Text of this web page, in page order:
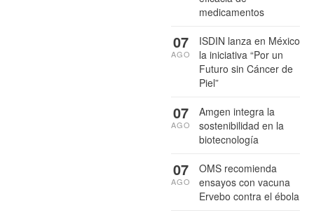
medicamentos
ISDIN lanza en México
la iniciativa “Por un
Futuro sin Cáncer de
Piel”
07
AGO
Amgen integra la
sostenibilidad en la
biotecnología
07
AGO
OMS recomienda
ensayos con vacuna
Ervebo contra el ébola
07
AGO